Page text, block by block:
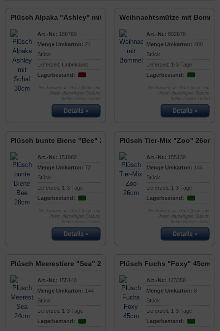
Plüsch Alpaka "Ashley" mit Schal 30cm
Art.-Nr.: 186760
Menge Umkarton: 24
Stück
Lieferzeit: Unbekannt
Lagerbestand:
Sie können als Gast (bzw. mit
Ihrem derzeitigen Status)
keine Preise sehen
Weihnachtsmütze mit Bommel
Art.-Nr.: 802670
Menge Umkarton: 480
Stück
Lieferzeit: 1-3 Tage
Lagerbestand:
Sie können als Gast (bzw. mit
Ihrem derzeitigen Status)
keine Preise sehen
Plüsch bunte Biene "Bee" 28cm
Art.-Nr.: 151960
Menge Umkarton: 72
Stück
Lieferzeit: 1-3 Tage
Lagerbestand:
Sie können als Gast (bzw. mit
Ihrem derzeitigen Status)
keine Preise sehen
Plüsch Tier-Mix "Zoo" 26cm
Art.-Nr.: 155130
Menge Umkarton: 144
Stück
Lieferzeit: 1-3 Tage
Lagerbestand:
Sie können als Gast (bzw. mit
Ihrem derzeitigen Status)
keine Preise sehen
Plüsch Meerestiere "Sea" 24cm
Art.-Nr.: 155140
Menge Umkarton: 144
Stück
Lieferzeit: 1-3 Tage
Lagerbestand:
Plüsch Fuchs "Foxy" 45cm
Art.-Nr.: 123350
Menge Umkarton: 8
Stück
Lieferzeit: 1-3 Tage
Lagerbestand: